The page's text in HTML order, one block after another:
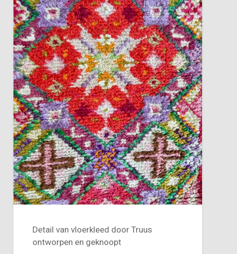
Detail van vloerkleed door Truus
ontworpen en geknoopt